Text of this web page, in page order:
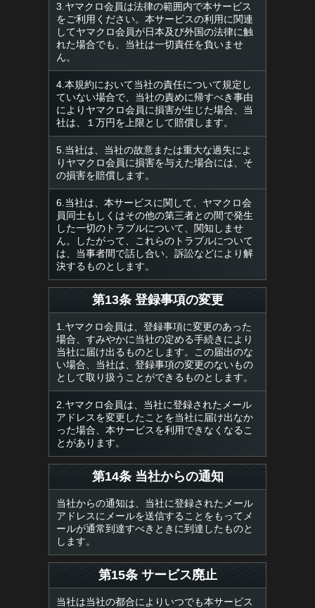
3.ヤマクロ会員は法律の範囲内で本サービス
をご利用ください。本サービスの利用に関連
してヤマクロ会員が日本及び外国の法律に触
れた場合でも、当社は一切責任を負いませ
ん。
4.本規約において当社の責任について規定し
ていない場合で、当社の責めに帰すべき事由
によりヤマクロ会員に損害が生じた場合、当
社は、１万円を上限として賠償します。
5.当社は、当社の故意または重大な過失によ
りヤマクロ会員に損害を与えた場合には、そ
の損害を賠償します。
6.当社は、本サービスに関して、ヤマクロ会
員同士もしくはその他の第三者との間で発生
した一切のトラブルについて、関知しませ
ん。したがって、これらのトラブルについて
は、当事者間で話し合い、訴訟などにより解
決するものとします。
第13条 登録事項の変更
1.ヤマクロ会員は、登録事項に変更のあった
場合、すみやかに当社の定める手続きにより
当社に届け出るものとします。この届出のな
い場合、当社は、登録事項の変更のないもの
として取り扱うことができるものとします。
2.ヤマクロ会員は、当社に登録されたメール
アドレスを変更したことを当社に届け出なか
った場合、本サービスを利用できなくなるこ
とがあります。
第14条 当社からの通知
当社からの通知は、当社に登録されたメール
アドレスにメールを送信することをもってメ
ールが通常到達すべきときに到達したものと
します。
第15条 サービス廃止
当社は当社の都合によりいつでも本サービス